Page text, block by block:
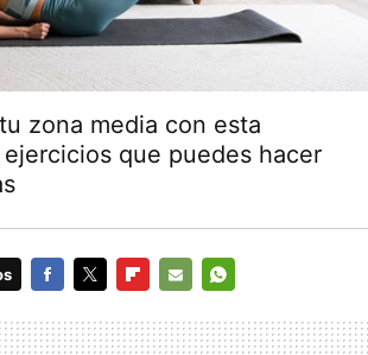
zona media con esta
que puedes hacer
MAIL